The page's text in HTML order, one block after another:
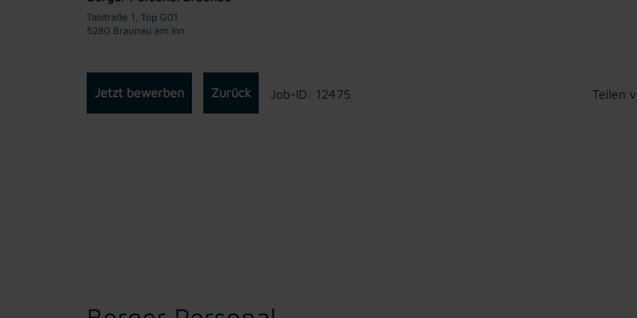
Talstraße 1, Top G01
5280 Braunau am Inn
Jetzt bewerben Teilen
Zurück Job-ID: 12475